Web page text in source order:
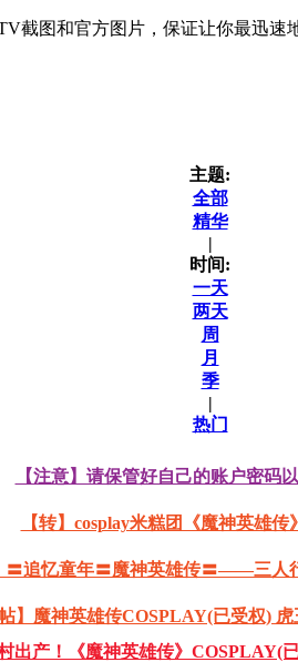
截图和官方图片，保证让你最迅
主题:
全部
精华
|
时间:
一天
两天
周
月
季
|
热门
【注意】请保管好自己的账户密码
【转】cosplay米糕团《魔神英雄传
〓追忆童年〓魔神英雄传〓——三人
帖】魔神英雄传COSPLAY(已受权)
出产！《魔神英雄传》COSPLAY(